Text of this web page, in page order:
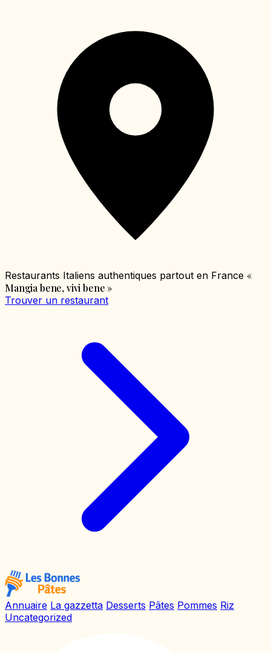
Restaurants Italiens authentiques partout en France «
Mangia bene, vivi bene »
Trouver un restaurant
Annuaire La gazzetta Desserts Pâtes Pommes Riz
Uncategorized